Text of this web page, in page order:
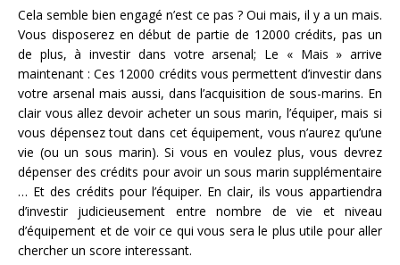
Cela semble bien engagé n’est ce pas ? Oui mais, il y a un mais.
Vous disposerez en début de partie de 12000 crédits, pas un
de plus, à investir dans votre arsenal; Le « Mais » arrive
maintenant : Ces 12000 crédits vous permettent d’investir dans
votre arsenal mais aussi, dans l’acquisition de sous-marins. En
clair vous allez devoir acheter un sous marin, l’équiper, mais si
vous dépensez tout dans cet équipement, vous n’aurez qu’une
vie (ou un sous marin). Si vous en voulez plus, vous devrez
dépenser des crédits pour avoir un sous marin supplémentaire
… Et des crédits pour l’équiper. En clair, ils vous appartiendra
d’investir judicieusement entre nombre de vie et niveau
d’équipement et de voir ce qui vous sera le plus utile pour aller
chercher un score interessant.